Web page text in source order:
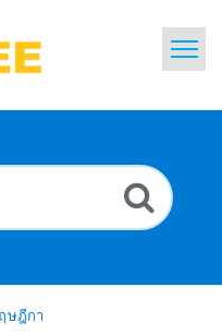
ษฎีกา